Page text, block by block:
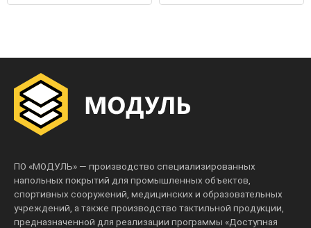
ПО «МОДУЛЬ» — производство специализированных
напольных покрытий для промышленных объектов,
спортивных сооружений, медицинских и образовательных
учреждений, а также производство тактильной продукции,
предназначенной для реализации программы «Доступная